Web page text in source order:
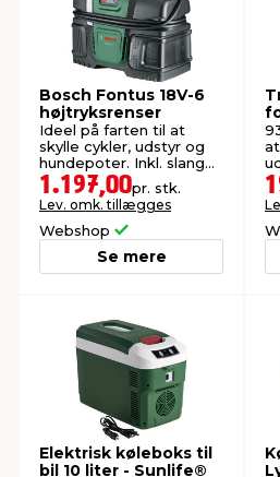
& ukrudt
& syltning
Bosch Fontus 18V-6
højtryksrenser
Ideel på farten til at
skylle cykler, udstyr og
hundepoter. Inkl. slange
og pistol.
1.197,00pr. stk.
Lev. omk. tillægges
Webshop
Se mere
Elektrisk køleboks til
bil 10 liter - Sunlife®